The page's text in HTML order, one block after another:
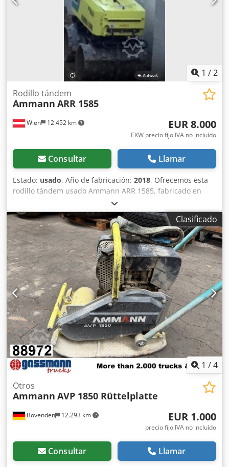
1 /2
Wien 12.452 km
Rodillo tándem
Ammann ARR 1585
EUR 8.000
EXW precio fijo IVA no incluído
Consultar Llamar
Estado: usado, Año de fabricación: 2018, Ofrecemos esta
rodillo tándem usado Ammann ARR 1585, fabricado en
2018. Tipo: ARR 1585 Número de serie: 558D063 Peso en
funcionamiento: 1.395 kg Dksdpfx Aezddcpok Ujr Peso
máximo: 1.405 kg Potencia nominal: 13,2 kW Año de
fabricación: 2018 Si tiene alguna pregunta o necesita más
información, no dude en enviarnos un mensaje o
llamarnos.
Clasificado
1 /4
Bovenden 12.293 km
Otros
Ammann AVP 1850 Rüttelplatte
EUR 1.000
precio fijo IVA no incluído
Consultar Llamar